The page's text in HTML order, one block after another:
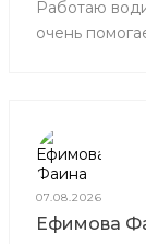
Работаю
очень
07.08.2026
Ефимова